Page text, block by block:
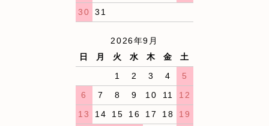
30
31
2026年9月
日
月 火 水 木 金
土
1
2 3 4
5
6
7 8 9 10 11
12
13
14 15 16 17 18
19